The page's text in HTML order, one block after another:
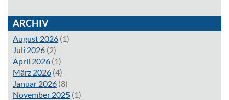
ARCHIV
August 2026 (1)
Juli 2026 (2)
April 2026 (1)
März 2026 (4)
Januar 2026 (8)
November 2025 (1)